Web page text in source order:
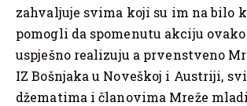
zahvaljuje svima koji su im na bilo
pomogli da spomenutu akciju
uspješno realizuju a prvenstveno
IZ Bošnjaka u Noveškoj i Austriji,
džematima i članovima Mreže